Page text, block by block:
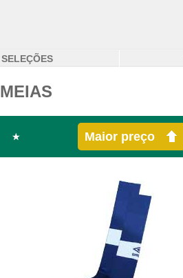
SELEÇÕES
MEIAS
Maior preço